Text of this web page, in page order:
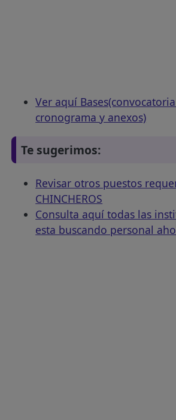
Ver aquí
cronograma y anexos)
Te sugerimos:
Revisar otros puestos
CHINCHEROS
Consulta aquí todas las
esta buscando personal